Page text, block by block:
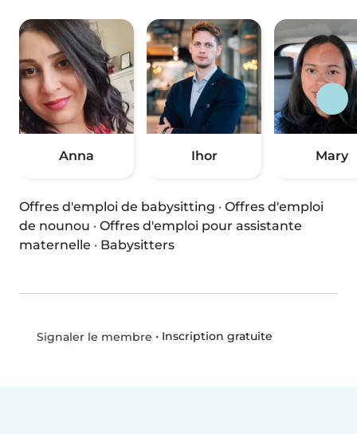
Anna Ihor Mary
Offres d'emploi de babysitting · Offres d'emploi
de nounou · Offres d'emploi pour assistante
maternelle · Babysitters
Signaler le membre • Inscription gratuite